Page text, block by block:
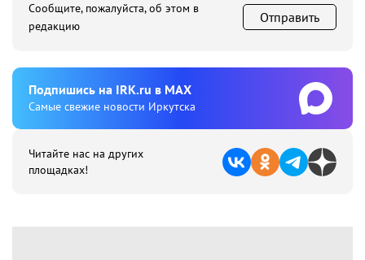
Сообщите, пожалуйста, об этом в
редакцию
Отправить
Подпишиcь на IRK.ru в MAX
Cамые свежие новости Иркутска
Читайте нас на других
площадках!